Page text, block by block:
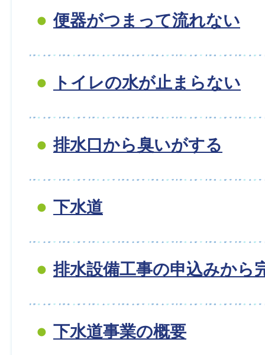
便器がつまって流れない
トイレの水が止まらない
排水口から臭いがする
下水道
排水設備工事の申込みから
下水道事業の概要